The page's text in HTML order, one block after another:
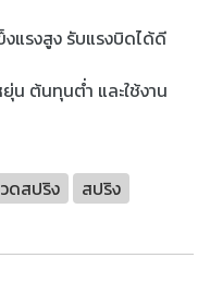
งแรงสูง รับแรงบิดได้ดี
น ต้นทุนต่ำ และใช้งาน
ดสปริง สปริง